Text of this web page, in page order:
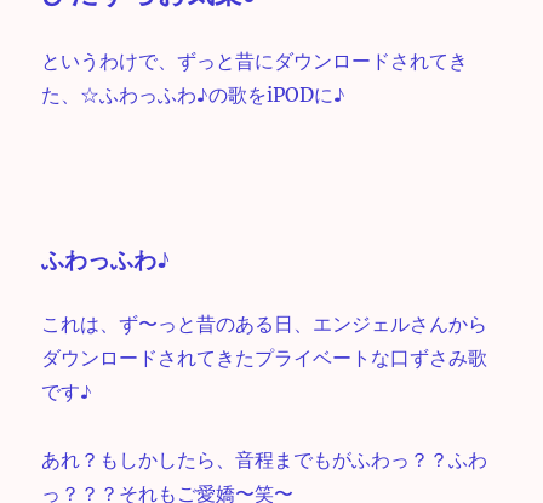
というわけで、ずっと昔にダウンロードされてき
た、☆ふわっふわ♪の歌をiPODに♪
ふわっふわ♪
これは、ず〜っと昔のある日、エンジェルさんから
ダウンロードされてきたプライベートな口ずさみ歌
です♪
あれ？もしかしたら、音程までもがふわっ？？ふわ
っ？？？それもご愛嬌〜笑〜